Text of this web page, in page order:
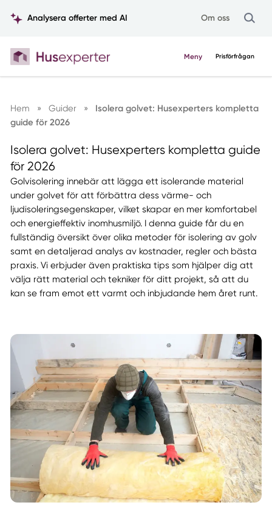
Analysera offerter med AI Om oss
Meny Prisförfrågan
Hem » Guider »
Isolera golvet: Husexperters kompletta
guide för 2026
Isolera golvet: Husexperters kompletta guide
för 2026
Golvisolering innebär att lägga ett isolerande material
under golvet för att förbättra dess värme- och
ljudisoleringsegenskaper, vilket skapar en mer komfortabel
och energieffektiv inomhusmiljö. I denna guide får du en
fullständig översikt över olika metoder för isolering av golv
samt en detaljerad analys av kostnader, regler och bästa
praxis. Vi erbjuder även praktiska tips som hjälper dig att
välja rätt material och tekniker för ditt projekt, så att du
kan se fram emot ett varmt och inbjudande hem året runt.